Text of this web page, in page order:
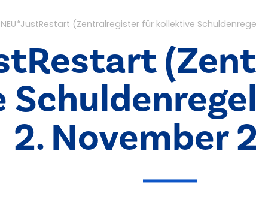
(Zentralregister für kollektive
2. November